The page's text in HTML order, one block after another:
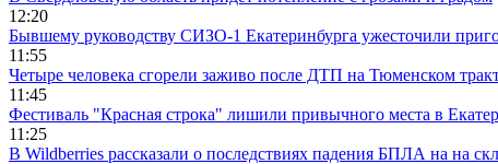
12:20
Бывшему руководству СИЗО-1 Екатеринбурга ужесточили
11:55
Четыре человека сгорели заживо после ДТП на Тюменском
11:45
Фестиваль "Красная строка" лишили привычного места в
11:25
В Wildberries рассказали о последствиях падения БПЛА на на